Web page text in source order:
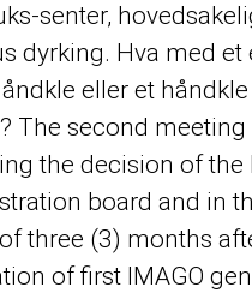
senter,
dyrking. Hva med et
eller et
The second
the decision of the
board and in
three (3) months
of first IMAGO